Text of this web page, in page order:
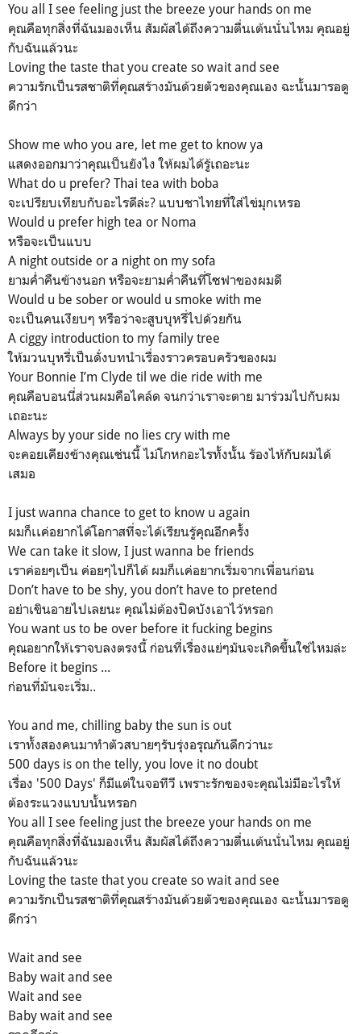
You all I see feeling just the breeze your hands on me
คุณคือทุกสิ่งที่ฉันมองเห็น สัมผัสได้ถึงความตื่นเต้นนั่นไหม คุณอยู่
กับฉันแล้วนะ
Loving the taste that you create so wait and see
ความรักเป็นรสชาติที่คุณสร้างมันด้วยตัวของคุณเอง ฉะนั้นมารอดู
ดีกว่า
Show me who you are, let me get to know ya
แสดงออกมาว่าคุณเป็นยังไง ให้ผมได้รู้เถอะนะ
What do u prefer? Thai tea with boba
จะเปรียบเทียบกับอะไรดีล่ะ? แบบชาไทยที่ใส่ไข่มุกเหรอ
Would u prefer high tea or Noma
หรือจะเป็นแบบ
A night outside or a night on my sofa
ยามค่ำคืนข้างนอก หรือจะยามค่ำคืนที่โซฟาของผมดี
Would u be sober or would u smoke with me
จะเป็นคนเงียบๆ หรือว่าจะสูบบุหรี่ไปด้วยกัน
A ciggy introduction to my family tree
ให้มวนบุหรี่เป็นดั่งบทนำเรื่องราวครอบครัวของผม
Your Bonnie I’m Clyde til we die ride with me
คุณคือบอนนี่ส่วนผมคือไคล์ด จนกว่าเราจะตาย มาร่วมไปกับผม
เถอะนะ
Always by your side no lies cry with me
จะคอยเคียงข้างคุณเช่นนี้ ไม่โกหกอะไรทั้งนั้น ร้องไห้กับผมได้
เสมอ
I just wanna chance to get to know u again
ผมก็เเค่อยากได้โอกาสที่จะได้เรียนรู้คุณอีกครั้ง
We can take it slow, I just wanna be friends
เราค่อยๆเป็น ค่อยๆไปก็ได้ ผมก็เเค่อยากเริ่มจากเพื่อนก่อน
Don’t have to be shy, you don’t have to pretend
อย่าเขินอายไปเลยนะ คุณไม่ต้องปิดบังเอาไว้หรอก
You want us to be over before it fucking begins
คุณอยากให้เราจบลงตรงนี้ ก่อนที่เรื่องแย่ๆมันจะเกิดขึ้นใช่ไหมล่ะ
Before it begins ...
ก่อนที่มันจะเริ่ม..
You and me, chilling baby the sun is out
เราทั้งสองคนมาทำตัวสบายๆรับรุ่งอรุณกันดีกว่านะ
500 days is on the telly, you love it no doubt
เรื่อง '500 Days' ก็มีแต่ในจอทีวี เพราะรักของจะคุณไม่มีอะไรให้
ต้องระแวงแบบนั้นหรอก
You all I see feeling just the breeze your hands on me
คุณคือทุกสิ่งที่ฉันมองเห็น สัมผัสได้ถึงความตื่นเต้นนั่นไหม คุณอยู่
กับฉันแล้วนะ
Loving the taste that you create so wait and see
ความรักเป็นรสชาติที่คุณสร้างมันด้วยตัวของคุณเอง ฉะนั้นมารอดู
ดีกว่า
Wait and see
Baby wait and see
Wait and see
Baby wait and see